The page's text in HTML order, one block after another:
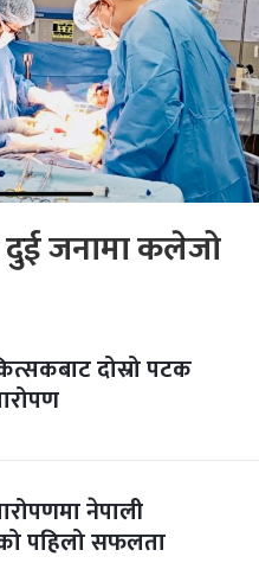
दुई जनामा कलेजो
दोस्रो पटक
नेपाली
पहिलो सफलता